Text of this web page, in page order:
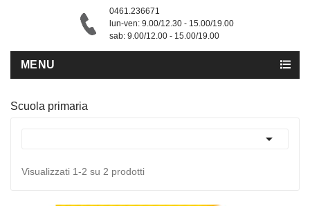
0461.236671
lun-ven: 9.00/12.30 - 15.00/19.00
sab: 9.00/12.00 - 15.00/19.00
MENU
Scuola primaria

Visualizzati 1-2 su 2 prodotti